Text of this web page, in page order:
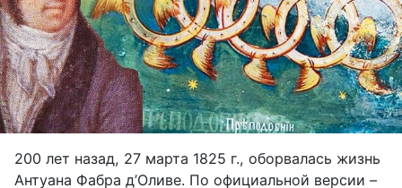
200 лет назад, 27 марта 1825 г., оборвалась жизнь
Антуана Фабра д’Оливе. По официальной версии –